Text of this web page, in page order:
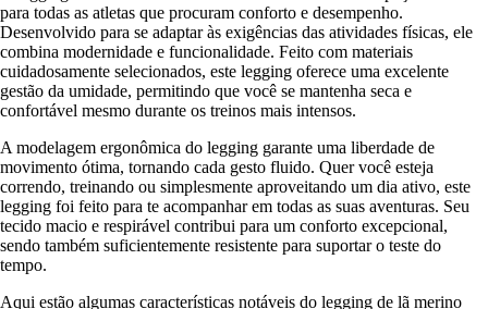
para todas as atletas que procuram conforto e desempenho.
Desenvolvido para se adaptar às exigências das atividades físicas, ele
combina modernidade e funcionalidade. Feito com materiais
cuidadosamente selecionados, este legging oferece uma excelente
gestão da umidade, permitindo que você se mantenha seca e
confortável mesmo durante os treinos mais intensos.
A modelagem ergonômica do legging garante uma liberdade de
movimento ótima, tornando cada gesto fluido. Quer você esteja
correndo, treinando ou simplesmente aproveitando um dia ativo, este
legging foi feito para te acompanhar em todas as suas aventuras. Seu
tecido macio e respirável contribui para um conforto excepcional,
sendo também suficientemente resistente para suportar o teste do
tempo.
Aqui estão algumas características notáveis do legging de lã merino